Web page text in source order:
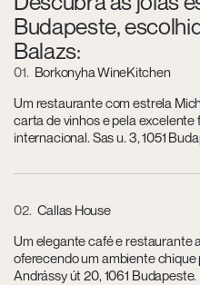
Budapeste,
Balazs:
01
Borkonyha WineKitchen
Um restaurante com estrela
carta de vinhos e pela excelente
internacional. Sas u. 3, 1051
02 Callas House
Um elegante café e restaurante
oferecendo um ambiente
Andrássy út 20, 1061 Budapeste.